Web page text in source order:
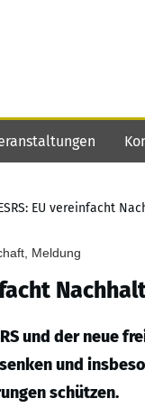
EU vereinfacht
Meldung
und der neue
und
schützen.